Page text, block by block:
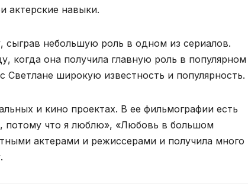
актерские навыки.
сыграв небольшую роль в одном из сериалов.
когда она получила главную роль в популярном
широкую известность и популярность.
и кино проектах. В ее фильмографии есть
потому что я люблю», «Любовь в большом
актерами и режиссерами и получила много